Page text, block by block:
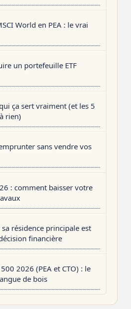
World en PEA : le vrai
un portefeuille ETF
ça sert vraiment (et les 5
rien)
sans vendre vos
: comment baisser votre
résidence principale est
financière
2026 (PEA et CTO) : le
de bois